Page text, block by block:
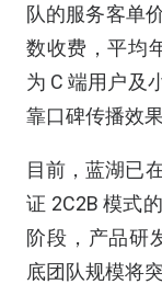
队的服务客单
数收费，平均
为 C 端用户及
靠口碑传播效
目前，蓝湖已
证 2C2B 模式
阶段，产品研
底团队规模将